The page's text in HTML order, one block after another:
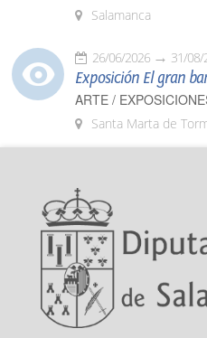
Salamanca
26/06/2026 31/08/
Exposición El gran
ARTE /
Santa Marta de